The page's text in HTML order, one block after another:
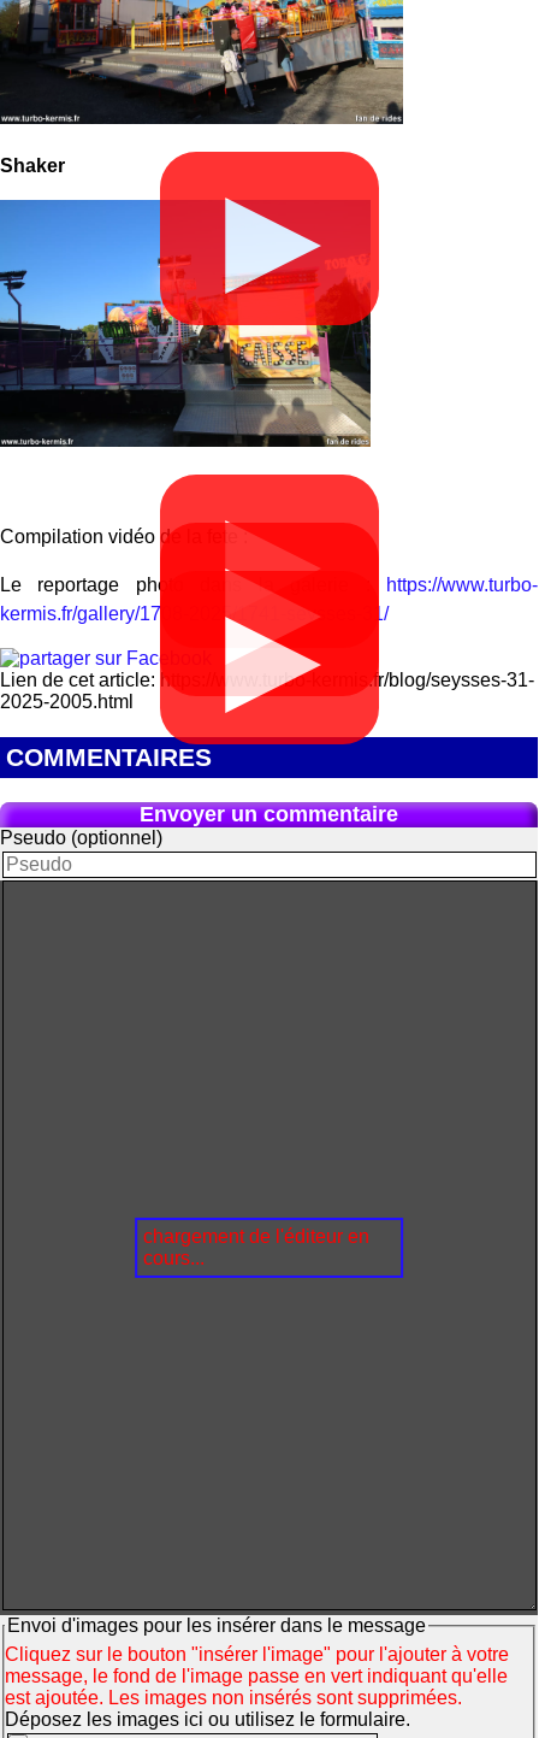
▶
Shaker
▶
▶
Compilation vidéo de la fete :
▶
Le reportage photo dans la galerie : https://www.turbo-
kermis.fr/gallery/1708-2025/1741-seysses-31/
Lien de cet article: https://www.turbo-kermis.fr/blog/seysses-31-
2025-2005.html
COMMENTAIRES
Envoyer un commentaire
Pseudo (optionnel)
chargement de l'éditeur en
cours...
Envoi d'images pour les insérer dans le message
Cliquez sur le bouton "insérer l'image" pour l'ajouter à votre
message, le fond de l'image passe en vert indiquant qu'elle
est ajoutée. Les images non insérés sont supprimées.
Déposez les images ici ou utilisez le formulaire.